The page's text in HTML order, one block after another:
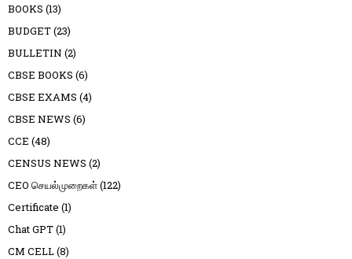
BOOKS (13)
BUDGET(23)
BULLETIN (2)
CBSE BOOKS (6)
CBSE EXAMS (4)
CBSE NEWS (6)
CCE (48)
CENSUS NEWS (2)
CEO செயல்முறைகள்(122)
Certificate (1)
Chat GPT(1)
CM CELL(8)